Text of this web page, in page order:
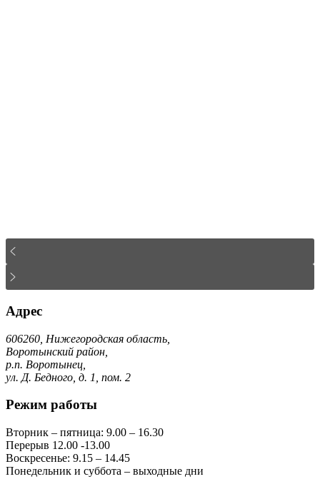
Адрес
606260, Нижегородская область,
Воротынский район,
р.п. Воротынец,
ул. Д. Бедного, д. 1, пом. 2
Режим работы
Вторник – пятница: 9.00 – 16.30
Перерыв 12.00 -13.00
Воскресенье: 9.15 – 14.45
Понедельник и суббота – выходные дни